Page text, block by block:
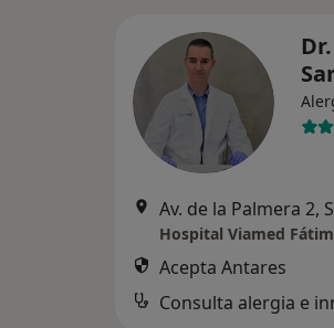
Av. de la Palmera 2,
Hospital Viamed
Acepta Antares
Consulta alergia e